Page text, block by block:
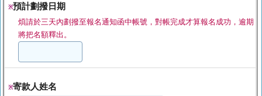
※預計劃撥日期
煩請於三天內劃撥至報名通知函中帳號，對帳完成才算報名成功，逾期
將把名額釋出。
※寄款人姓名